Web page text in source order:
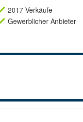
2017 Verkäufe
Gewerblicher Anbieter